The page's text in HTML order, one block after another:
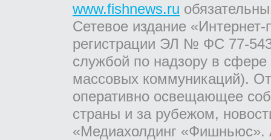
www.fishnews.ru
Сетевое издание
регистрации ЭЛ № ФС 77-
службой по надзору в
массовых коммуникаций).
оперативно освещающее
страны и за рубежом,
«Медиахолдинг «Фишньюс».